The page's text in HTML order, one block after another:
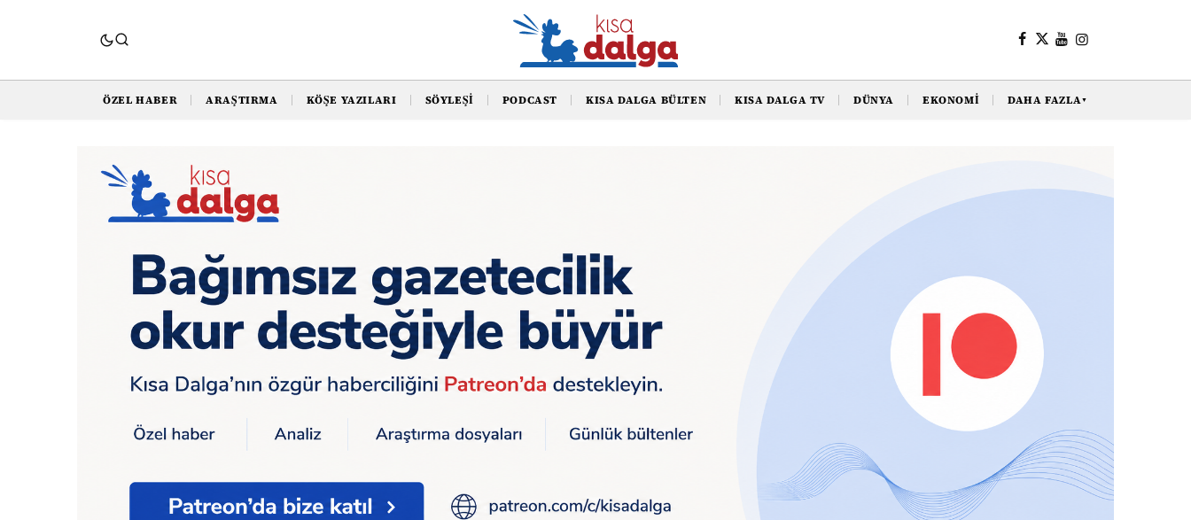
ÖZEL HABER ARAŞTIRMA KÖŞE YAZILARI SÖYLEŞI PODCAST KISA DALGA BÜLTEN KISA DALGA TV DÜNYA EKONOMI DAHA FAZLA▼
Özgür Demirtaş asgari ücret için tarih verdi: Nisan ayında açlık sınırı altına düşecek